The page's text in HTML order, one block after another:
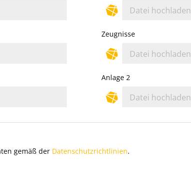
Datei hochladen
Zeugnisse
Datei hochladen
Anlage 2
Datei hochladen
gemäß der Datenschutzrichtlinien.